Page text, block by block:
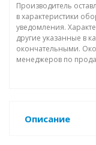
Производитель
в характеристики
уведомления.
другие указанные в
окончательными.
менеджеров по
Описание